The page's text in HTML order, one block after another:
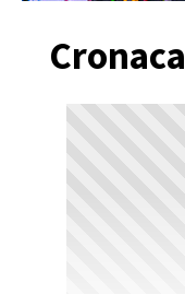
Cronaca